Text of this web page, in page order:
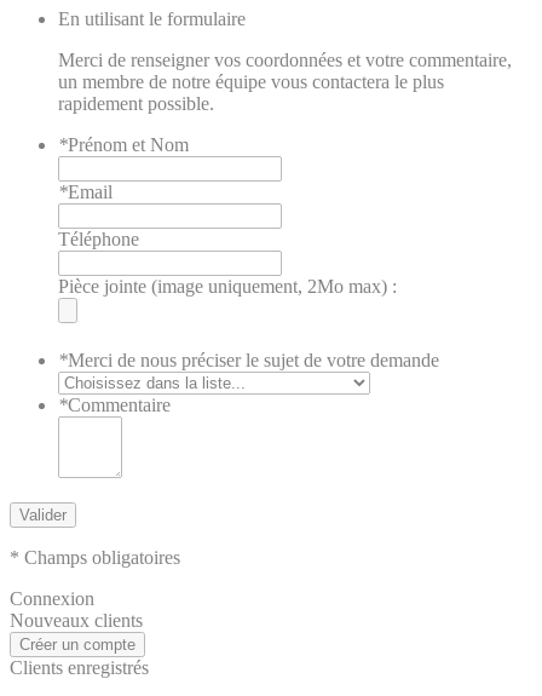
En utilisant le formulaire
Merci de renseigner vos coordonnées et votre commentaire,
un membre de notre équipe vous contactera le plus
rapidement possible.
*Prénom et Nom
*Email
Téléphone
Pièce jointe (image uniquement, 2Mo max) :
*Merci de nous préciser le sujet de votre demande
*Commentaire
Valider
* Champs obligatoires
Connexion
Nouveaux clients
Créer un compte
Clients enregistrés